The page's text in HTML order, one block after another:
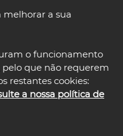
melhorar a sua
o funcionamento
pelo que não requerem
restantes cookies:
a nossa política de
select language